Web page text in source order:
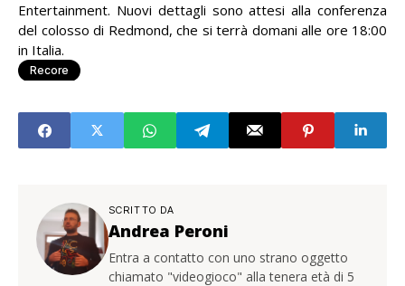
Entertainment. Nuovi dettagli sono attesi alla conferenza
del colosso di Redmond, che si terrà domani alle ore 18:00
in Italia.
Recore
SCRITTO DA
Andrea Peroni
Entra a contatto con uno strano oggetto
chiamato "videogioco" alla tenera età di 5